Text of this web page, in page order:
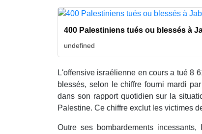
400 Palestiniens tués ou blessés à
undefined
L'offensive israélienne en cours a tué 8
blessés, selon le chiffre fourni mardi
dans son rapport quotidien sur la
Palestine. Ce chiffre exclut les victimes
Outre ses bombardements